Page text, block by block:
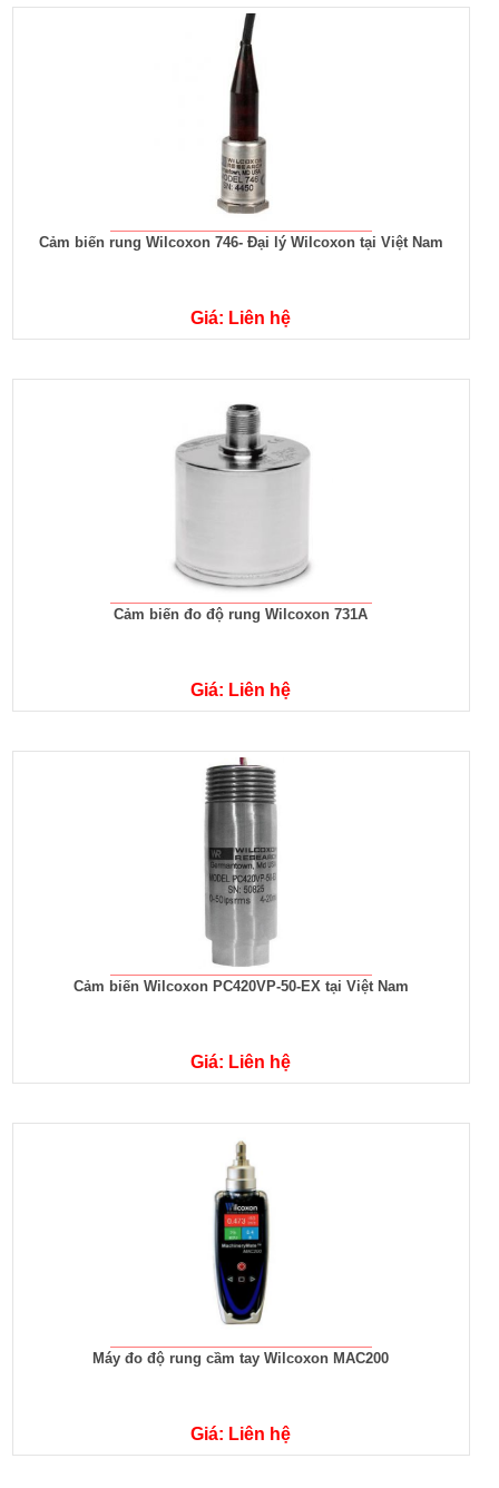
Cảm biến rung Wilcoxon 746- Đại lý Wilcoxon tại Việt Nam
Giá: Liên hệ
Cảm biến đo độ rung Wilcoxon 731A
Giá: Liên hệ
Cảm biến Wilcoxon PC420VP-50-EX tại Việt Nam
Giá: Liên hệ
Máy đo độ rung cầm tay Wilcoxon MAC200
Giá: Liên hệ